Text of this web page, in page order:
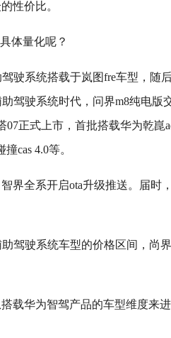
性价比。
体量化呢？
驶系统搭载于岚图fre车型，随
驾驶系统时代，问界m8纯电版
07正式上市，首批搭载华为乾崑
cas 4.0等。
界全系开启ota升级推送。届时
驾驶系统车型的价格区间，尚
载华为智驾产品的车型维度来